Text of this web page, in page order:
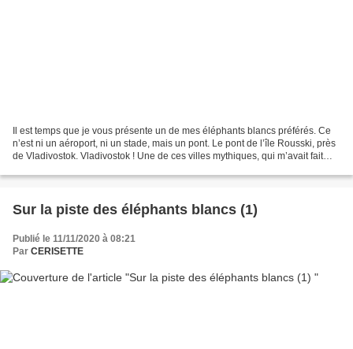
Il est temps que je vous présente un de mes éléphants blancs préférés. Ce
n’est ni un aéroport, ni un stade, mais un pont. Le pont de l’île Rousski, près
de Vladivostok. Vladivostok ! Une de ces villes mythiques, qui m’avait fait
Sur la piste des éléphants blancs (1)
Publié le 11/11/2020 à 08:21
Par CERISETTE